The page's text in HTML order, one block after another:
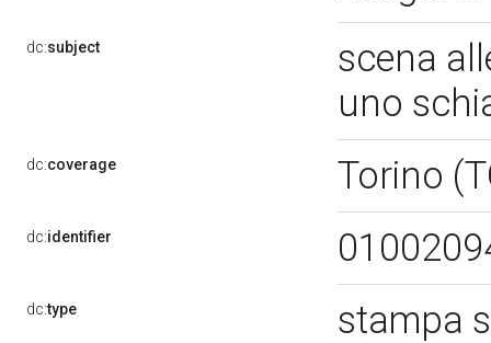
dc:subject
scena
uno
dc:coverage Torino
dc:identifier
dc:type stampa